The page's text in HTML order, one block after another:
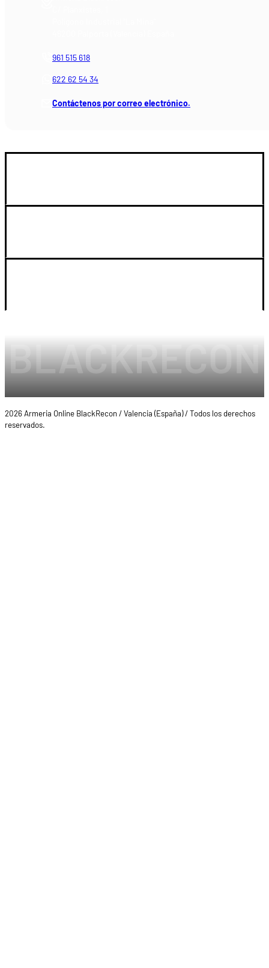
961 515 618
622 62 54 34
Contáctenos por correo electrónico.
2026 Armeria Online BlackRecon / Valencia (España) / Todos los derechos
reservados.